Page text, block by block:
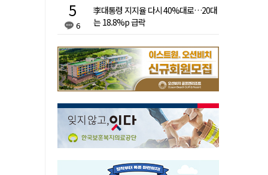
6
李대통령 지지율 다시 40%대로…20대
는 18.8%p 급락